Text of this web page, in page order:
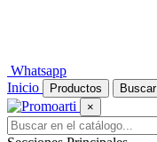
Whatsapp
Inicio
Productos Buscar
×